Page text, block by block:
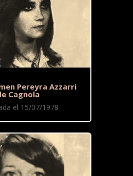
Pereyra Azzarri
Cagnola
el 15/07/1978